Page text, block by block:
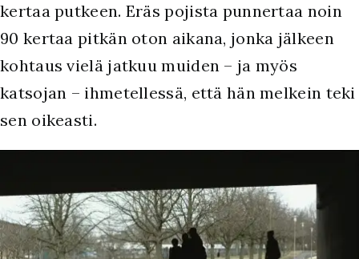
kertaa putkeen. Eräs pojista punnertaa noin
90 kertaa pitkän oton aikana, jonka jälkeen
kohtaus vielä jatkuu muiden – ja myös
katsojan – ihmetellessä, että hän melkein teki
sen oikeasti.